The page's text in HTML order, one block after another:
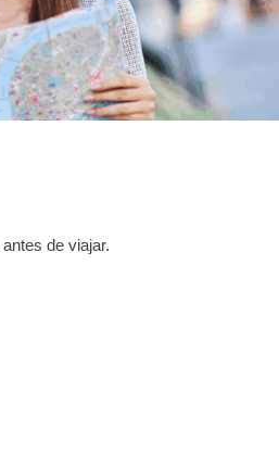
de viajar.